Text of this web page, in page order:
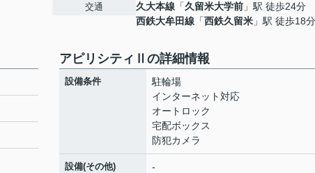
交通
久大本線 「久留米大学前 」駅 徒歩24分
西鉄大牟田線 「西鉄久留米 」駅 徒歩18分
アピリシティⅡの詳細情報
設備条件
駐輪場
インターネット対応
オートロック
宅配ボックス
防犯カメラ
設備(その他) -